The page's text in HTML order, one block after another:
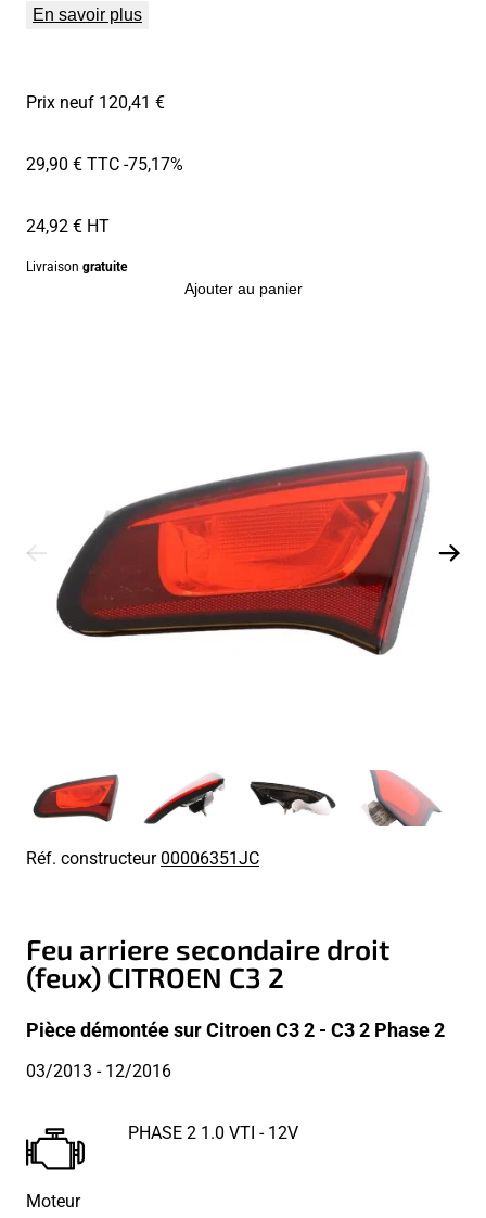
En savoir plus
Prix neuf 120,41 €
29,90 € TTC-75,17%
24,92 € HT
Livraison gratuite
Ajouter au panier
Réf. constructeur00006351JC
Feu arriere secondaire droit
(feux) CITROEN C3 2
Pièce démontée sur Citroen C3 2 - C3 2 Phase 2
03/2013 - 12/2016
Moteur
PHASE 2 1.0 VTI - 12V